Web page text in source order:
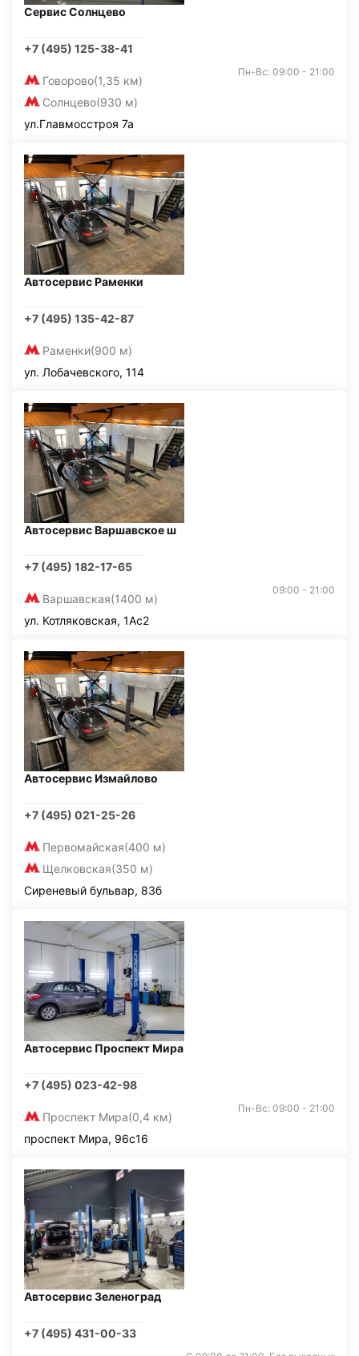
Сервис Солнцево
+7 (495) 125-38-41
Говорово(1,35 км)
Солнцево(930 м)
Пн-Вс: 09:00 - 21:00
ул.Главмосстроя 7а
Автосервис Раменки
+7 (495) 135-42-87
Раменки(900 м)
ул. Лобачевского, 114
Автосервис Варшавское ш
+7 (495) 182-17-65
Варшавская(1400 м)
09:00 - 21:00
ул. Котляковская, 1Ас2
Автосервис Измайлово
+7 (495) 021-25-26
Первомайская(400 м)
Щелковская(350 м)
Сиреневый бульвар, 83б
Автосервис Проспект Мира
+7 (495) 023-42-98
Проспект Мира(0,4 км)
Пн-Вс: 09:00 - 21:00
проспект Мира, 96с16
Автосервис Зеленоград
+7 (495) 431-00-33